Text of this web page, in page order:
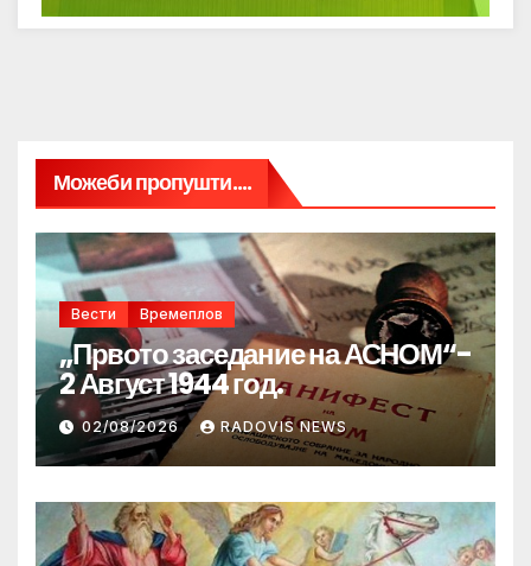
Можеби пропушти....
Вести Времеплов
„Првото заседание на АСНОМ“-
2 Август 1944 год.
02/08/2026 RADOVIS NEWS